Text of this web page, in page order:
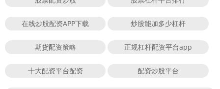
在线炒股配资APP下载 炒股能加多少杠杆
期货配资策略 正规杠杆配资平台app
十大配资平台配资 配资炒股平台